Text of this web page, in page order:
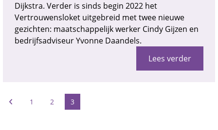
Dijkstra. Verder is sinds begin 2022 het
Vertrouwensloket uitgebreid met twee nieuwe
gezichten: maatschappelijk werker Cindy Gijzen en
bedrijfsadviseur Yvonne Daandels.
Lees verder
1 2 3